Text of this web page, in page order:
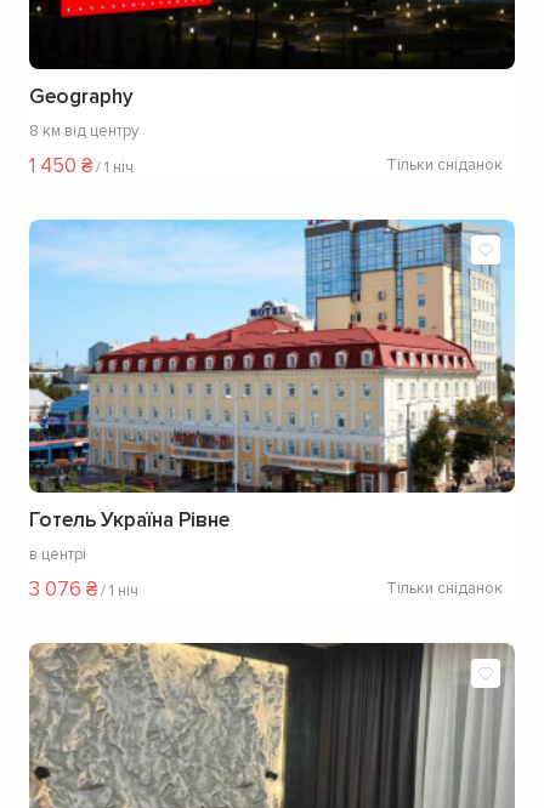
Geography
8 км від центру
1 450 ₴/1 ніч Тільки сніданок
Готель Україна Рівне
в центрі
3 076 ₴/1 ніч Тільки сніданок